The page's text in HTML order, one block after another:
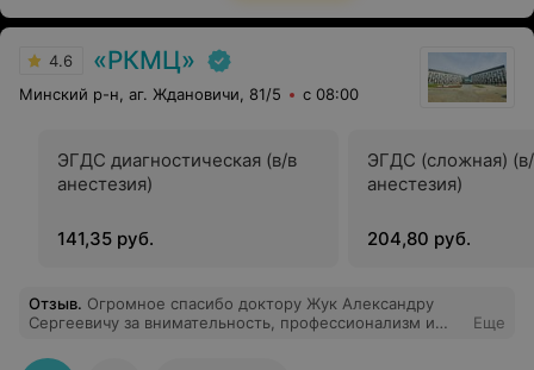
4.6 «РКМЦ»
Минский р-н, аг. Ждановичи, 81/5 с 08:00
ЭГДС диагностическая (в/в
анестезия)
141,35 руб.
ЭГДС (сложная)
анестезия)
204,80 руб.
Отзыв. Огромное спасибо доктору Жук Александру
Сергеевичу за внимательность, профессионализм и
успешно , реабилитация быстрая . Здоровья и Успеха
Еще